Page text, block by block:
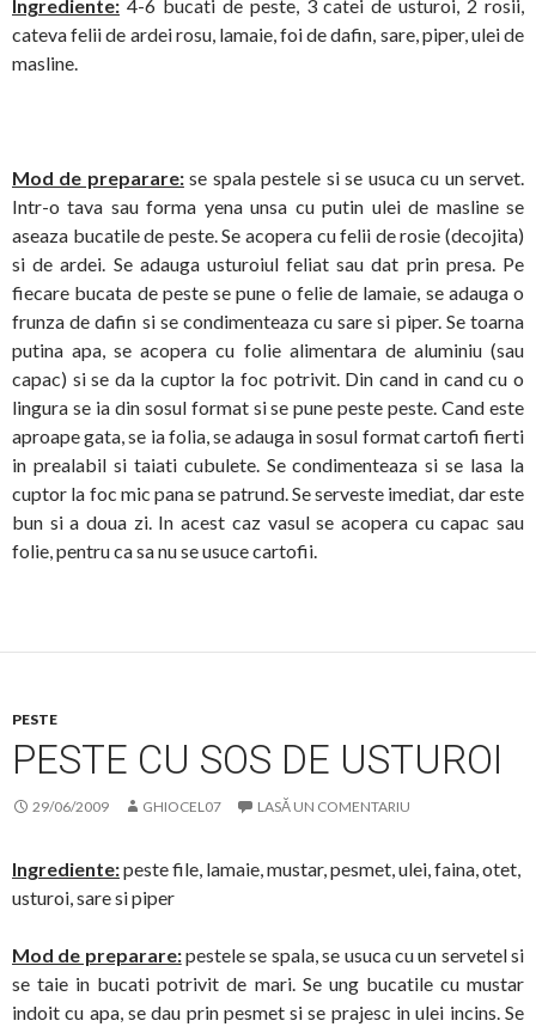
Ingrediente: 4-6 bucati de peste, 3 catei de usturoi, 2 rosii,
cateva felii de ardei rosu, lamaie, foi de dafin, sare, piper, ulei de
masline.
Mod de preparare:se spala pestele si se usuca cu un servet.
Intr-o tava sau forma yena unsa cu putin ulei de masline se
aseaza bucatile de peste. Se acopera cu felii de rosie (decojita)
si de ardei. Se adauga usturoiul feliat sau dat prin presa. Pe
fiecare bucata de peste se pune o felie de lamaie, se adauga o
frunza de dafin si se condimenteaza cu sare si piper. Se toarna
putina apa, se acopera cu folie alimentara de aluminiu (sau
capac) si se da la cuptor la foc potrivit. Din cand in cand cu o
lingura se ia din sosul format si se pune peste peste. Cand este
aproape gata, se ia folia, se adauga in sosul format cartofi fierti
in prealabil si taiati cubulete. Se condimenteaza si se lasa la
cuptor la foc mic pana se patrund. Se serveste imediat, dar este
bun si a doua zi. In acest caz vasul se acopera cu capac sau
folie, pentru ca sa nu se usuce cartofii.
PESTE
PESTE CU SOS DE USTUROI
29/06/2009 GHIOCEL07 LASĂ UN COMENTARIU
Ingrediente:peste file, lamaie, mustar, pesmet, ulei, faina, otet,
usturoi, sare si piper
Mod de preparare:pestele se spala, se usuca cu un servetel si
se taie in bucati potrivit de mari. Se ung bucatile cu mustar
indoit cu apa, se dau prin pesmet si se prajesc in ulei incins. Se